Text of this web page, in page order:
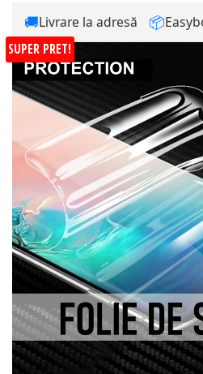
🚚Livrare la adresă 📦
SUPER PRET!